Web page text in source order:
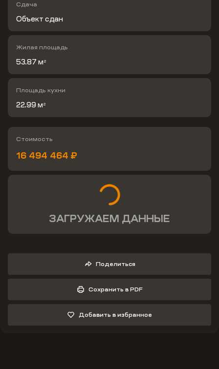
Сдача
Объект сдан
Жилая площадь
53.87 м 2
Площадь кухни
22.99 м 2
Стоимость
16 494 464 ₽
ЗАГРУЖАЕМ ДАННЫЕ
Поделиться
Сохранить в PDF
Добавить в избранное